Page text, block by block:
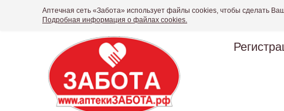
Аптечная сеть «Забота» использует файлы cookies, чтобы сделать
Подробная информация о файлах cookies.